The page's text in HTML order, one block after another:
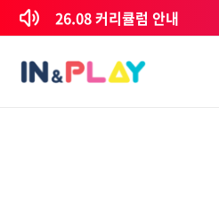
콘텐츠로
건너뛰기
26.08 커리큘럼 안내